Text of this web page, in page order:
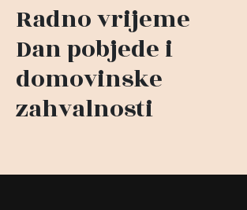
Radno vrijeme
Dan pobjede i
domovinske
zahvalnosti